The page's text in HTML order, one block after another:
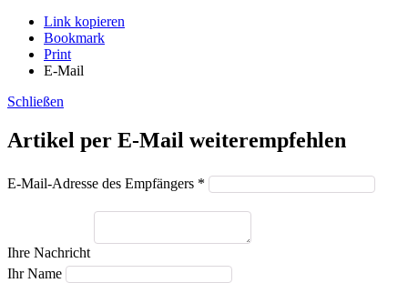
Link kopieren
Bookmark
Print
E-Mail
Schließen
Artikel per E-Mail weiterempfehlen
E-Mail-Adresse des Empfängers *
Ihre Nachricht
Ihr Name